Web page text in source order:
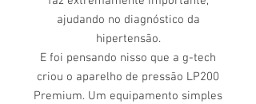
ajudando no diagnóstico da
hipertensão.
E foi pensando nisso que a g-tech
criou o aparelho de pressão LP200
Premium. Um equipamento simples